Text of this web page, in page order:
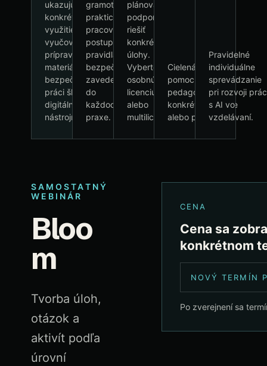
ukazujú
konkrétne
využitie AI vo
vyučovaní,
príprave
materiálov a
bezpečnej
práci školy s
digitálnymi
nástrojmi.
gramotnosť,
praktické
pracovné
postupy a
pravidlá
bezpečného
zavedenia
do
každodennej
praxe.
plánovať
podporu a
riešiť
konkrétne
úlohy.
Vyberte
osobnú
licenciu
alebo
multilicenciu.
Cielená odborná
pomoc
pedagógovi pri
konkrétnej otázke
alebo probléme.
Pravidelné
individuálne
sprevádzanie
pri rozvoji
s AI vo
vzdelávaní.
SAMOSTATNÝ
WEBINÁR
Bloo
m
Tvorba úloh,
otázok a
aktivít podľa
úrovní
CENA
Cena sa
konkrétnom
NOVÝ TERMÍN
Po zverejnení sa